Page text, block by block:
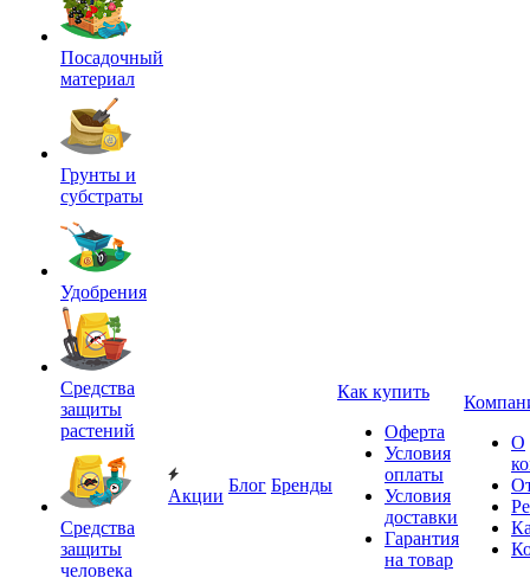
Посадочный
материал
Грунты и
субстраты
Удобрения
Средства
защиты
растений
Средства
защиты
человека
Акции
Блог Бренды
Как купить
Оферта
Условия
оплаты
Условия
доставки
Гарантия
на товар
О